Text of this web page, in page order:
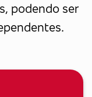
podendo ser